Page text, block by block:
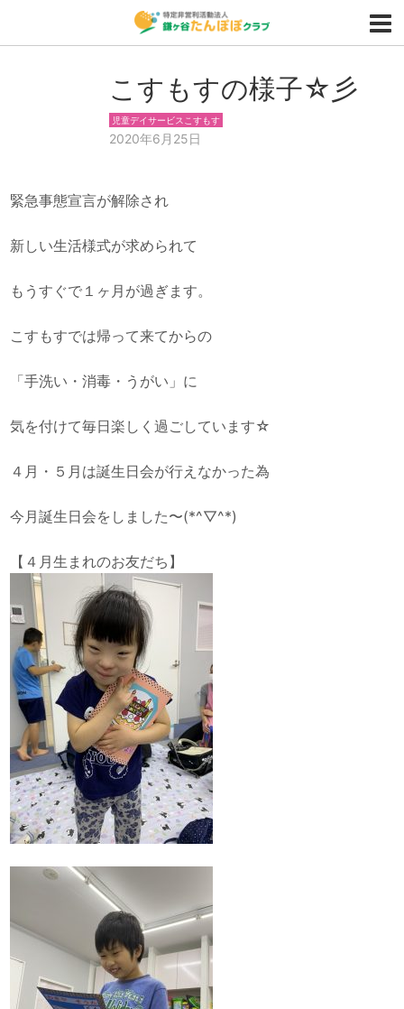
こすもすの様子☆彡
児童デイサービスこすもす
2020年6月25日
緊急事態宣言が解除され
新しい生活様式が求められて
もうすぐで１ヶ月が過ぎます。
こすもすでは帰って来てからの
「手洗い・消毒・うがい」に
気を付けて毎日楽しく過ごしています☆
４月・５月は誕生日会が行えなかった為
今月誕生日会をしました〜(*^▽^*)
【４月生まれのお友だち】